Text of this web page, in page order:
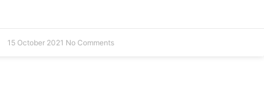
15 October 2021 No Comments